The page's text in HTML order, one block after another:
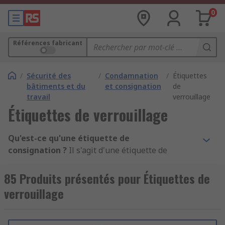
0
Références fabricant
/ Sécurité des
bâtiments et du
travail
/ Condamnation
et consignation
/ Étiquettes
de
verrouillage
Étiquettes de verrouillage
Qu'est-ce qu'une étiquette de
consignation ? Il s'agit d'une étiquette de
faciliter le fonctionnement et l'entretien en toute
sécurité des machines sur site. L'étiquette est
toujours utilisée lorsque la consignation est
85 Produits présentés pour Étiquettes de
verrouillage